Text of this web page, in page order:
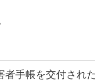
者手帳を交付された